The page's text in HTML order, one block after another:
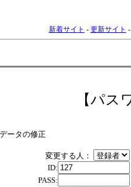
新着サイト - 更新サイト
【パス
ータの修正
変更する人：
ID:
PASS: